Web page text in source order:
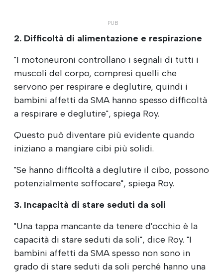
2. Difficoltà di alimentazione e respirazione
"I motoneuroni controllano i segnali di tutti i
muscoli del corpo, compresi quelli che
servono per respirare e deglutire, quindi i
bambini affetti da SMA hanno spesso difficoltà
a respirare e deglutire", spiega Roy.
Questo può diventare più evidente quando
iniziano a mangiare cibi più solidi.
"Se hanno difficoltà a deglutire il cibo, possono
potenzialmente soffocare", spiega Roy.
3. Incapacità di stare seduti da soli
"Una tappa mancante da tenere d'occhio è la
capacità di stare seduti da soli", dice Roy. "I
bambini affetti da SMA spesso non sono in
grado di stare seduti da soli perché hanno una